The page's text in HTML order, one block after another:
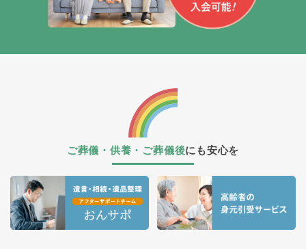
ご葬儀・供養・ご葬儀後にも安心を